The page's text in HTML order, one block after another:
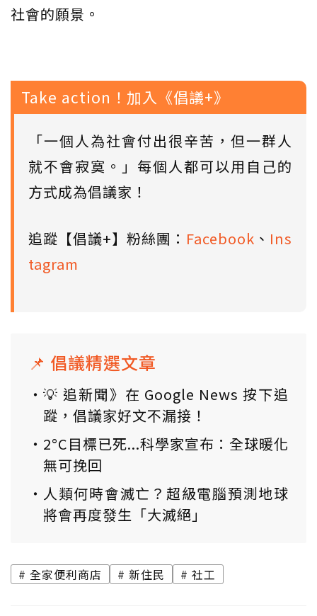
社會的願景。
Take action！加入《倡議+》
「一個人為社會付出很辛苦，但一群人
就不會寂寞。」每個人都可以用自己的
方式成為倡議家！
追蹤【倡議+】粉絲團： Facebook 、 Ins
tagram
📌 倡議精選文章
💡 追新聞》在 Google News 按下追
蹤，倡議家好文不漏接！
2°C目標已死...科學家宣布：全球暖化
無可挽回
人類何時會滅亡？超級電腦預測地球
將會再度發生「大滅絕」
全家便利商店 新住民 社工